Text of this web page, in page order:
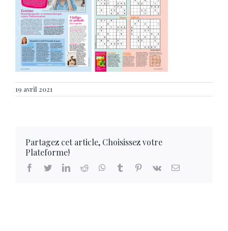
19 avril 2021
Partagez cet article, Choisissez votre
Plateforme!
facebook
twitterlinkedinreddit whatsapptumblr pinterest
vk Email